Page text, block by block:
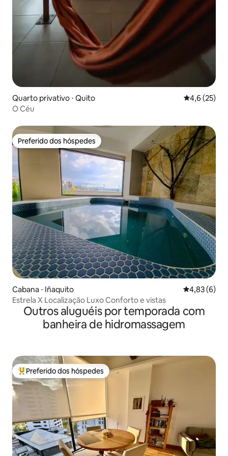
Quarto privativo ⋅ Quito 4,6 de uma
4,6 (25)
O Céu
Preferido dos hóspedes
Preferido dos hóspedes
Cabana ⋅ Iñaquito 4,83 de uma
4,83 (6)
Estrela X Localização Luxo Conforto e vistas
Outros aluguéis por temporada com
banheira de hidromassagem
Entre os melhores preferidos dos hóspedes
Preferido dos hóspedes